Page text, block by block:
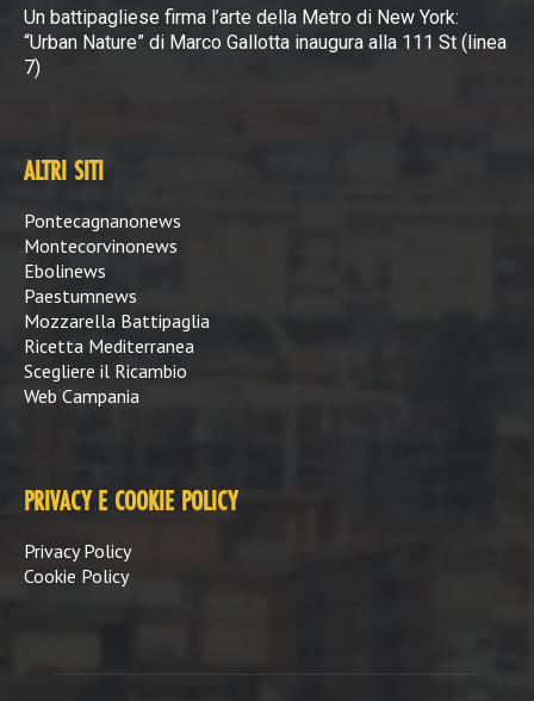
Un battipagliese firma l’arte della Metro di New York:
“Urban Nature” di Marco Gallotta inaugura alla 111 St (linea
7)
ALTRI SITI
Pontecagnanonews
Montecorvinonews
Ebolinews
Paestumnews
Mozzarella Battipaglia
Ricetta Mediterranea
Scegliere il Ricambio
Web Campania
PRIVACY E COOKIE POLICY
Privacy Policy
Cookie Policy